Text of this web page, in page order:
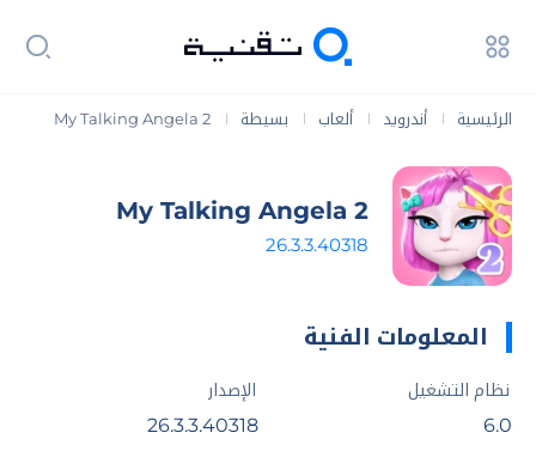
الرئيسية | أندرويد | ألعاب | بسيطة |
My Talking Angela 2
My Talking Angela 2
26.3.3.40318
المعلومات الفنية
نظام التشغيل
6.0
الإصدار
26.3.3.40318